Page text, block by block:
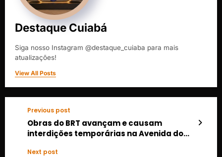
Destaque Cuiabá
Siga nosso Instagram @destaque_cuiaba para mais
atualizações!
View All Posts
Previous post
Obras do BRT avançam e causam
interdições temporárias na Avenida do
Next post